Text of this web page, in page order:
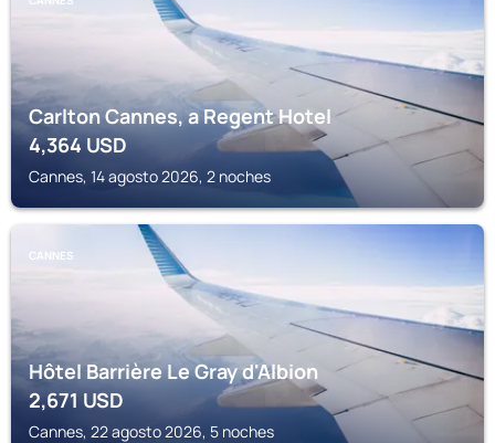
Carlton Cannes, a Regent Hotel
4,364 USD
Cannes, 14 agosto 2026, 2 noches
CANNES
Hôtel Barrière Le Gray d'Albion
2,671USD
Cannes, 22 agosto 2026, 5 noches